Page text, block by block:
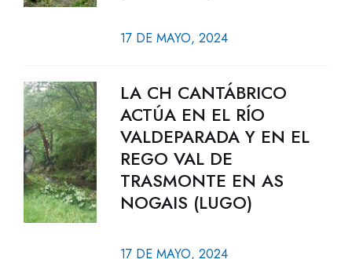
17 DE MAYO, 2024
LA CH CANTÁBRICO
ACTÚA EN EL RÍO
VALDEPARADA Y EN EL
REGO VAL DE
TRASMONTE EN AS
NOGAIS (LUGO)
17 DE MAYO, 2024